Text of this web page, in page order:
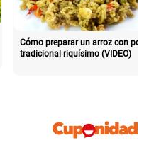
Cómo preparar un arroz con pollo
tradicional riquísimo (VIDEO)